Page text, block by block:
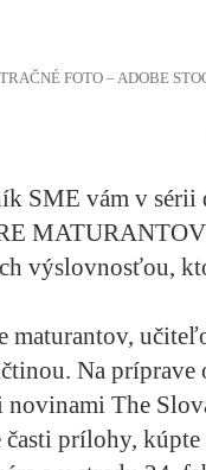
FOTO – ADOBE
SME vám v
MATURANTOV
výslovnosťou,
maturantov,
Na príprave
The
časti prílohy,